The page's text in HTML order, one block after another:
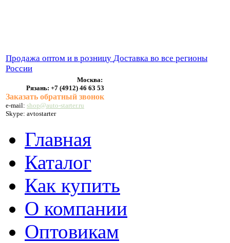
Продажа оптом и в розницу Доставка во все регионы
России
Москва:
Рязань: +7 (4912) 46 63 53
Заказать обратный звонок
e-mail: shop@auto-starter.ru
Skype: avtostarter
Главная
Каталог
Как купить
О компании
Оптовикам